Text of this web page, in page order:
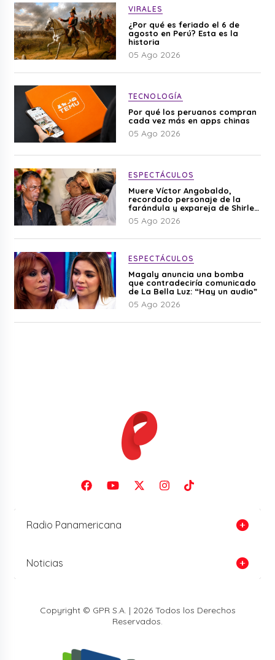
VIRALES
¿Por qué es feriado el 6 de
agosto en Perú? Esta es la
historia
05 Ago 2026
TECNOLOGÍA
Por qué los peruanos compran
cada vez más en apps chinas
05 Ago 2026
ESPECTÁCULOS
Muere Víctor Angobaldo,
recordado personaje de la
farándula y expareja de Shirley
Cherres
05 Ago 2026
ESPECTÁCULOS
Magaly anuncia una bomba
que contradeciría comunicado
de La Bella Luz: “Hay un audio”
05 Ago 2026
Radio Panamericana
Noticias
Copyright © GPR S.A. | 2026 Todos los Derechos
Reservados.